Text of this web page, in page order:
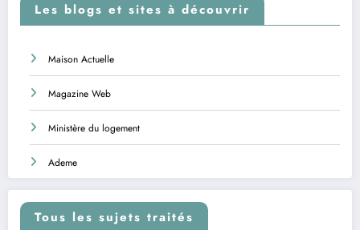
Les blogs et sites à découvrir
Maison Actuelle
Magazine Web
Ministère du logement
Ademe
Tous les sujets traités